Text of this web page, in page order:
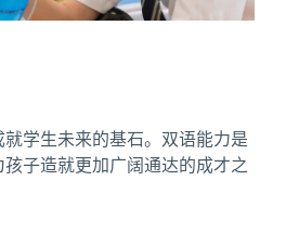
学生未来的基石。双语能力是
子造就更加广阔通达的成才之